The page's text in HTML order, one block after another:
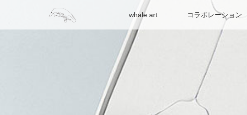
whale art コラボレーション